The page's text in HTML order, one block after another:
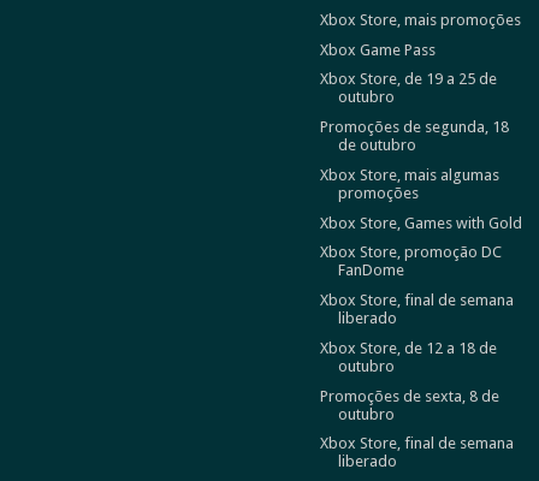
Xbox Store, mais promoções
Xbox Game Pass
Xbox Store, de 19 a 25 de
outubro
Promoções de segunda, 18
de outubro
Xbox Store, mais algumas
promoções
Xbox Store, Games with Gold
Xbox Store, promoção DC
FanDome
Xbox Store, final de semana
liberado
Xbox Store, de 12 a 18 de
outubro
Promoções de sexta, 8 de
outubro
Xbox Store, final de semana
liberado